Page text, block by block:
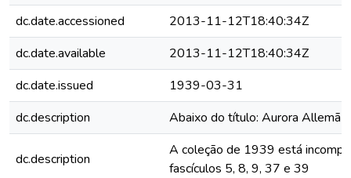
dc.date.accessioned
2013-11-12T18:40:34Z
dc.date.available
2013-11-12T18:40:34Z
dc.date.issued
1939-03-31
dc.description
Abaixo do título: Aurora Allemã
dc.description
A coleção de 1939 está
fascículos 5, 8, 9, 37 e 39